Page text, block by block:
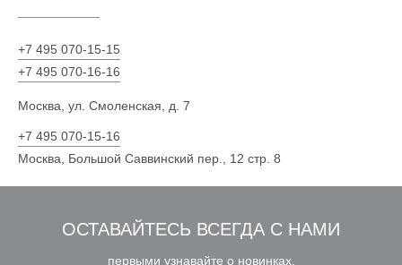
+7 495 070-15-15
+7 495 070-16-16
Москва, ул. Смоленская, д. 7
+7 495 070-15-16
Москва, Большой Саввинский пер., 12 стр. 8
ОСТАВАЙТЕСЬ ВСЕГДА С НАМИ
первыми узнавайте о новинках,